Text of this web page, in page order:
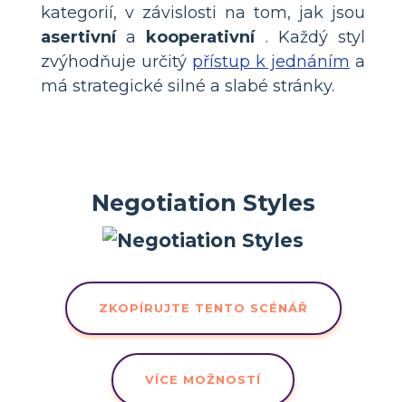
kategorií, v závislosti na tom, jak jsou
asertivnía kooperativní. Každý styl
zvýhodňuje určitý přístup k jednáním a
má strategické silné a slabé stránky.
Negotiation Styles
ZKOPÍRUJTE TENTO SCÉNÁŘ
VÍCE MOŽNOSTÍ